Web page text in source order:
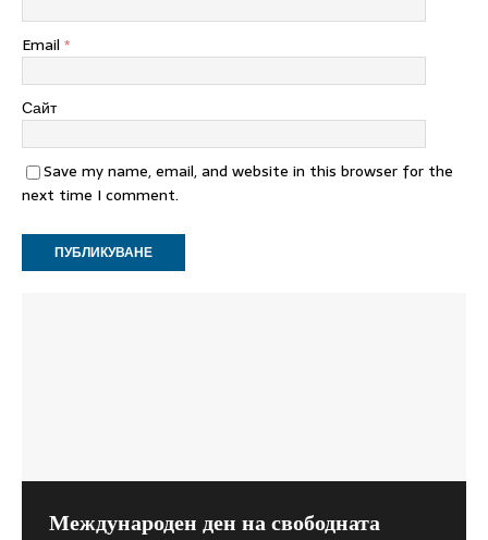
Email *
Сайт
Save my name, email, and website in this browser for the
next time I comment.
Международен ден на свободната
Как главният инспектор при Висшия
Съветът на Европа: Мерките в